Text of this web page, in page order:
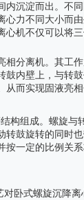
沉淀而出。不
力不同大小而
机不仅可以将
分离机。其工
内壁上，与转
而实现固液亮相
构组成。螺旋
鼓旋转的同时
一定的比例关
卧式螺旋沉降